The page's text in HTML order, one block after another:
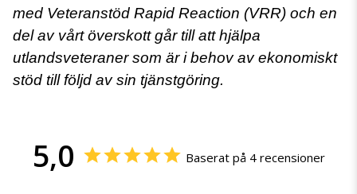
med Veteranstöd Rapid Reaction (VRR) och en
del av vårt överskott går till att hjälpa
utlandsveteraner som är i behov av ekonomiskt
stöd till följd av sin tjänstgöring.
5,0 Baserat på 4 recensioner